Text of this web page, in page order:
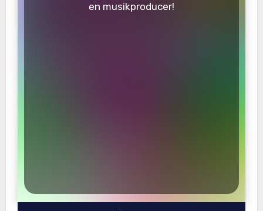
en musikproducer!